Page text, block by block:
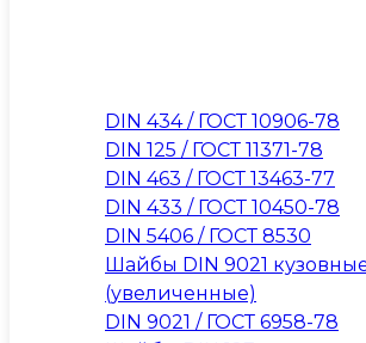
DIN 434 / ГОСТ 10906-78
DIN 125 / ГОСТ 11371-78
DIN 463 / ГОСТ 13463-77
DIN 433 / ГОСТ 10450-78
DIN 5406 / ГОСТ 8530
Шайбы DIN 9021
(увеличенные)
DIN 9021 / ГОСТ 6958-78